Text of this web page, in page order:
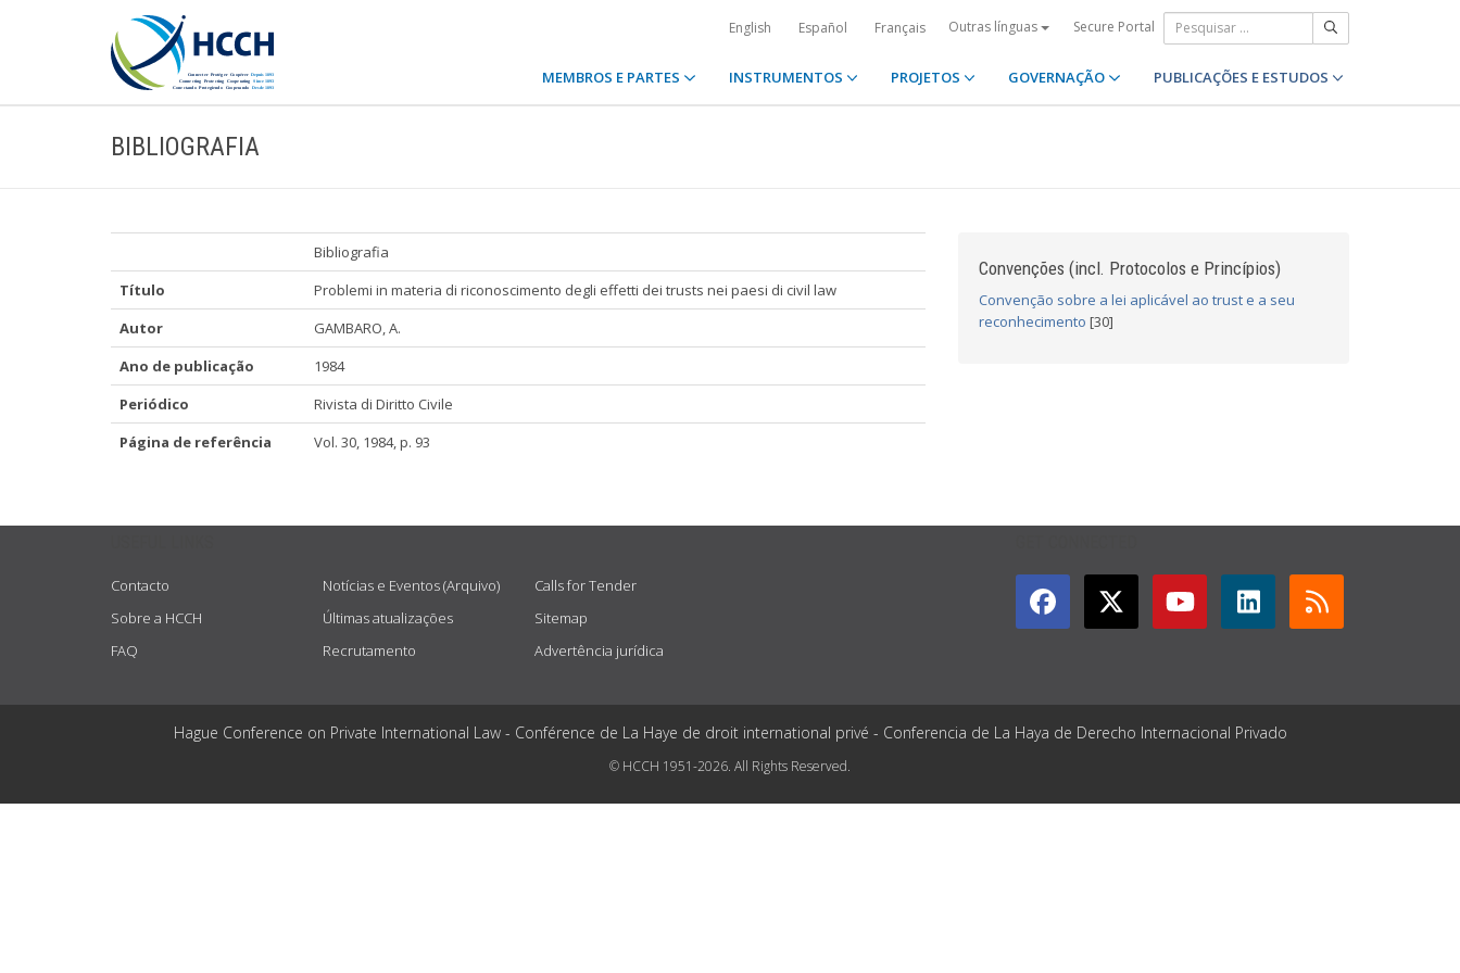
English Español Français Outras línguas Secure Portal
MEMBROS E PARTES INSTRUMENTOS PROJETOS GOVERNAÇÃO PUBLICAÇÕES E ESTUDOS
BIBLIOGRAFIA
Bibliografia
Título
Problemi in materia di riconoscimento degli effetti dei trusts nei paesi di civil law
Autor
GAMBARO, A.
Ano de publicação
1984
Periódico
Rivista di Diritto Civile
Página de referência
Vol. 30, 1984, p. 93
Convenções (incl. Protocolos e Princípios)
Convenção sobre a lei aplicável ao trust e a seu
reconhecimento [30]
Contacto
Sobre a HCCH
FAQ
Notícias e Eventos (Arquivo)
Últimas atualizações
Recrutamento
Calls for Tender
Sitemap
Advertência jurídica
Hague Conference on Private International Law - Conférence de La Haye de droit international privé - Conferencia de La Haya de Derecho Internacional Privado
© HCCH 1951-2026. All Rights Reserved.